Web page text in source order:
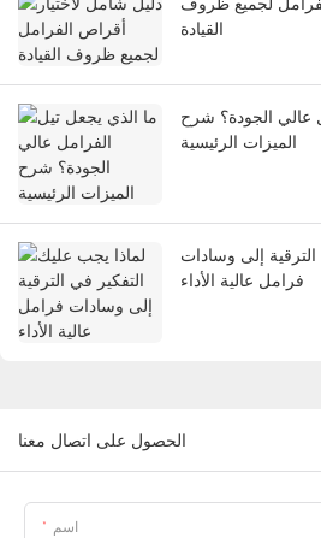
القيادة
عالي الجودة؟ شرح
الميزات الرئيسية
إلى وسادات
فرامل عالية الأداء
الحصول على اتصال معنا
اسم